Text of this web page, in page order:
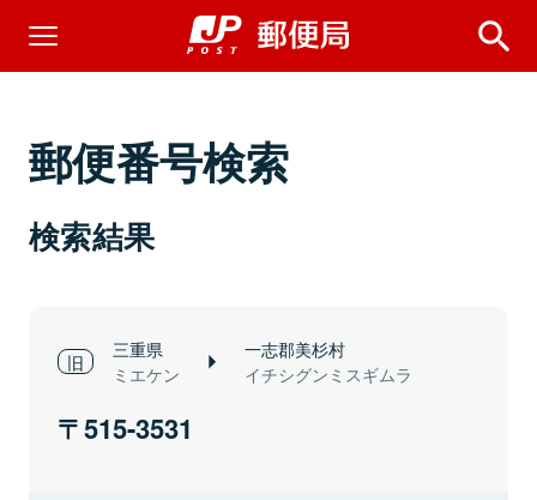
郵便番号検索
検索結果
三重県
ミエケン
一志郡美杉村
イチシグンミスギムラ
515-3531